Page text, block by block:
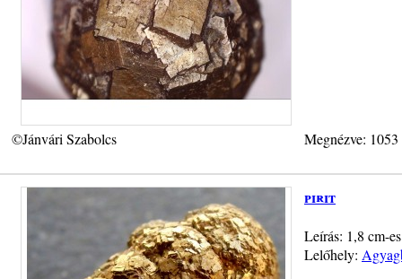
©Jánvári Szabolcs Megnézve:
pirit
Leírás: 1,8 cm-
Lelőhely: